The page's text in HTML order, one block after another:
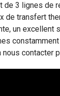
3 lignes de
de transfert
un
contacter